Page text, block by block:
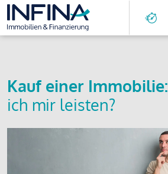
Kauf einer Immobilie:
ich mir leisten?